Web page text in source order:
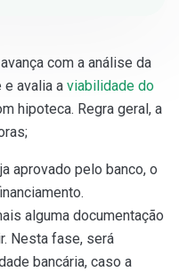
com a análise da
avalia a viabilidade do
hipoteca. Regra geral, a
aprovado pelo banco, o
alguma documentação
Nesta fase, será
bancária, caso a